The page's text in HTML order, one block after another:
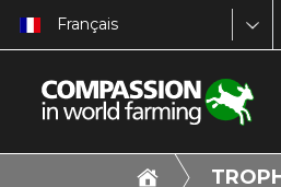
Français